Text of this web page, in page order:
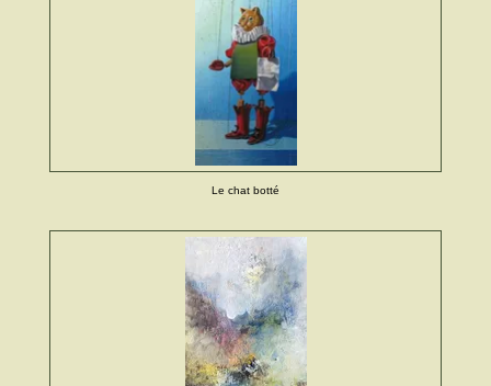
Le chat botté